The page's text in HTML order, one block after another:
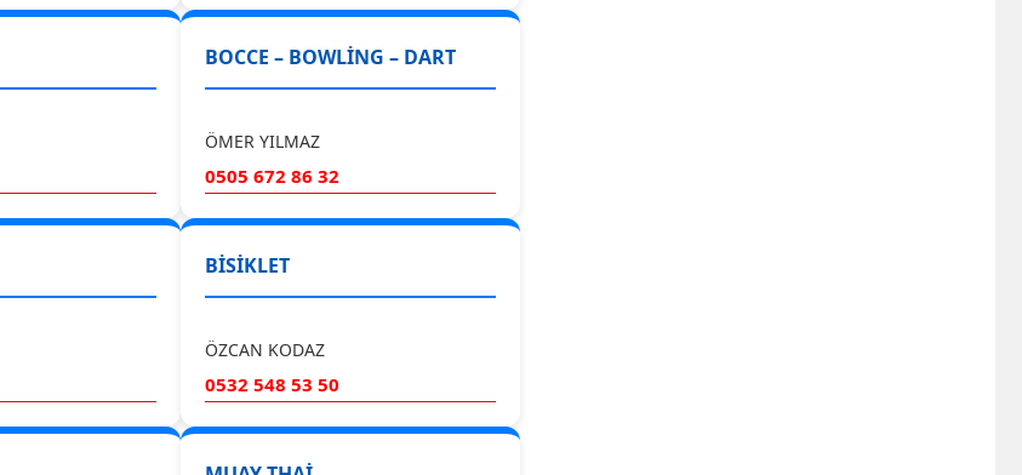
BOCCE – BOWLİNG – DART
ÖMER YILMAZ
0505 672 86 32
BİSİKLET
ÖZCAN KODAZ
0532 548 53 50